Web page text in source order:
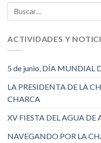
ACTIVIDADES Y
5 de junio, DÍA MUNDIAL
LA PRESIDENTA DE LA
CHARCA
XV FIESTA DEL AGUA
NAVEGANDO POR LA